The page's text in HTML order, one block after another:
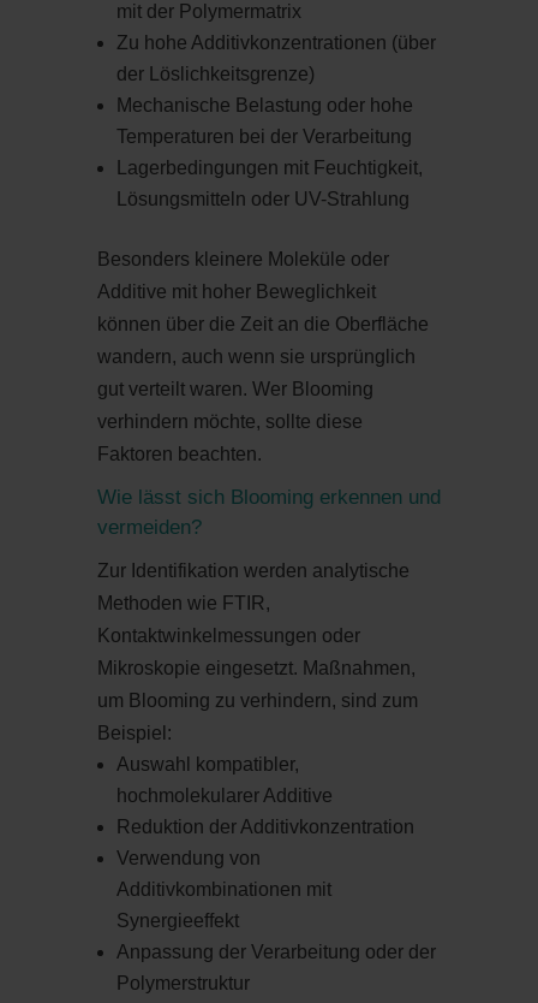
mit der Polymermatrix
Zu hohe Additivkonzentrationen (über
der Löslichkeitsgrenze)
Mechanische Belastung oder hohe
Temperaturen bei der Verarbeitung
Lagerbedingungen mit Feuchtigkeit,
Lösungsmitteln oder UV-Strahlung
Besonders kleinere Moleküle oder
Additive mit hoher Beweglichkeit
können über die Zeit an die Oberfläche
wandern, auch wenn sie ursprünglich
gut verteilt waren. Wer Blooming
verhindern möchte, sollte diese
Faktoren beachten.
Wie lässt sich Blooming erkennen und
vermeiden?
Zur Identifikation werden analytische
Methoden wie FTIR,
Kontaktwinkelmessungen oder
Mikroskopie eingesetzt. Maßnahmen,
um Blooming zu verhindern, sind zum
Beispiel:
Auswahl kompatibler,
hochmolekularer Additive
Reduktion der Additivkonzentration
Verwendung von
Additivkombinationen mit
Synergieeffekt
Anpassung der Verarbeitung oder der
Polymerstruktur